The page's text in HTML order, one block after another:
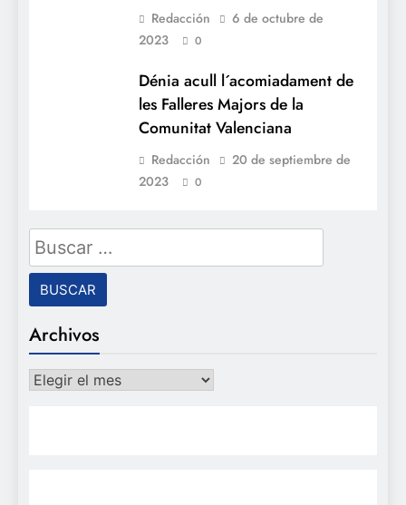
Redacción
6 de octubre de
2023
0
Dénia acull l´acomiadament de
les Falleres Majors de la
Comunitat Valenciana
Redacción
20 de septiembre de
2023
0
Buscar:
Archivos
Archivos